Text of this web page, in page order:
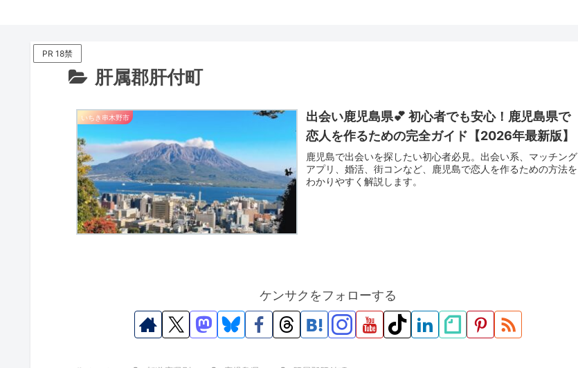
PR 18禁
肝属郡肝付町
いちき串木野市
出会い鹿児島県💕 初心者でも安心！鹿児島県で
恋人を作るための完全ガイド【2026年最新版】
鹿児島で出会いを探したい初心者必見。出会い系、マッチング
アプリ、婚活、街コンなど、鹿児島で恋人を作るための方法を
わかりやすく解説します。
ケンサクをフォローする